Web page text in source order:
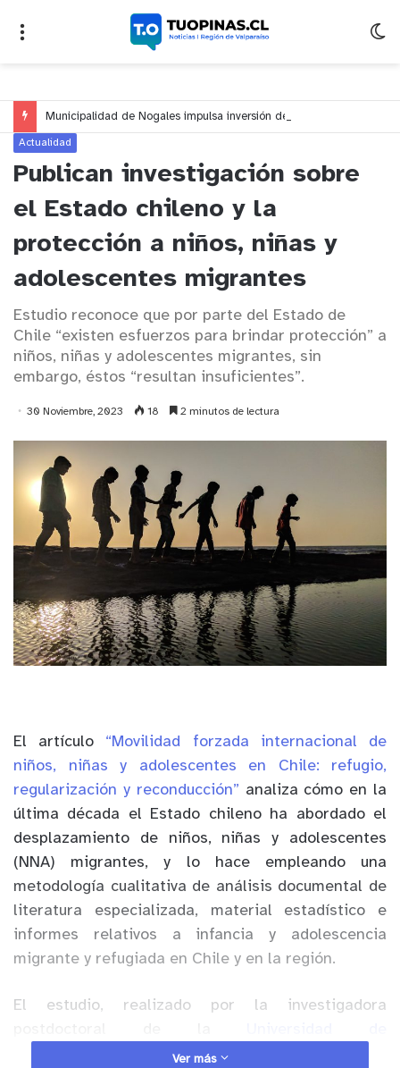
Actualidad
Publican investigación sobre
el Estado chileno y la
protección a niños, niñas y
adolescentes migrantes
Estudio reconoce que por parte del Estado de
Chile “existen esfuerzos para brindar protección” a
niños, niñas y adolescentes migrantes, sin
embargo, éstos “resultan insuficientes”.
30 Noviembre, 2023 18 2 minutos de lectura
El artículo “Movilidad forzada internacional de
niños, niñas y adolescentes en Chile: refugio,
regularización y reconducción” analiza cómo en la
última década el Estado chileno ha abordado el
desplazamiento de niños, niñas y adolescentes
(NNA) migrantes, y lo hace empleando una
metodología cualitativa de análisis documental de
literatura especializada, material estadístico e
informes relativos a infancia y adolescencia
migrante y refugiada en Chile y en la región.
El estudio, realizado por la investigadora
Martina Cociña Cholaky
Ver más